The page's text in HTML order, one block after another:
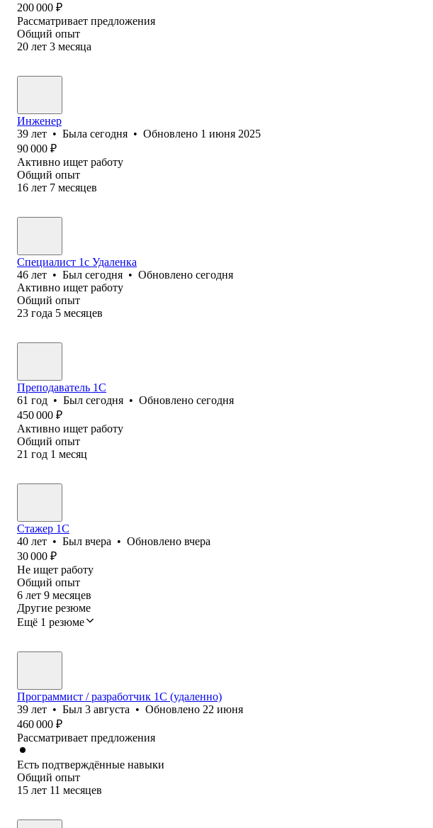
200 000 ₽
Рассматривает предложения
Общий опыт
20 лет 3 месяца
Инженер
39 лет • Была сегодня • Обновлено 1 июня 2025
90 000 ₽
Активно ищет работу
Общий опыт
16 лет 7 месяцев
Специалист 1с Удаленка
46 лет • Был сегодня • Обновлено сегодня
Активно ищет работу
Общий опыт
23 года 5 месяцев
Преподаватель 1С
61 год • Был сегодня • Обновлено сегодня
450 000 ₽
Активно ищет работу
Общий опыт
21 год 1 месяц
Стажер 1С
40 лет • Был вчера • Обновлено вчера
30 000 ₽
Не ищет работу
Общий опыт
6 лет 9 месяцев
Другие резюме
Ещё 1 резюме
Программист / разработчик 1С (удаленно)
39 лет • Был 3 августа • Обновлено 22 июня
460 000 ₽
Рассматривает предложения
Есть подтверждённые навыки
Общий опыт
15 лет 11 месяцев